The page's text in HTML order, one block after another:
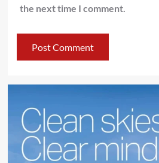
the next time I comment.